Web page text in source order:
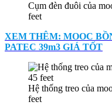
Cụm đèn đuôi của
feet
XEM THÊM: MOOC
PATEC 39m3 GIÁ TỐT
Hệ thống treo của
feet